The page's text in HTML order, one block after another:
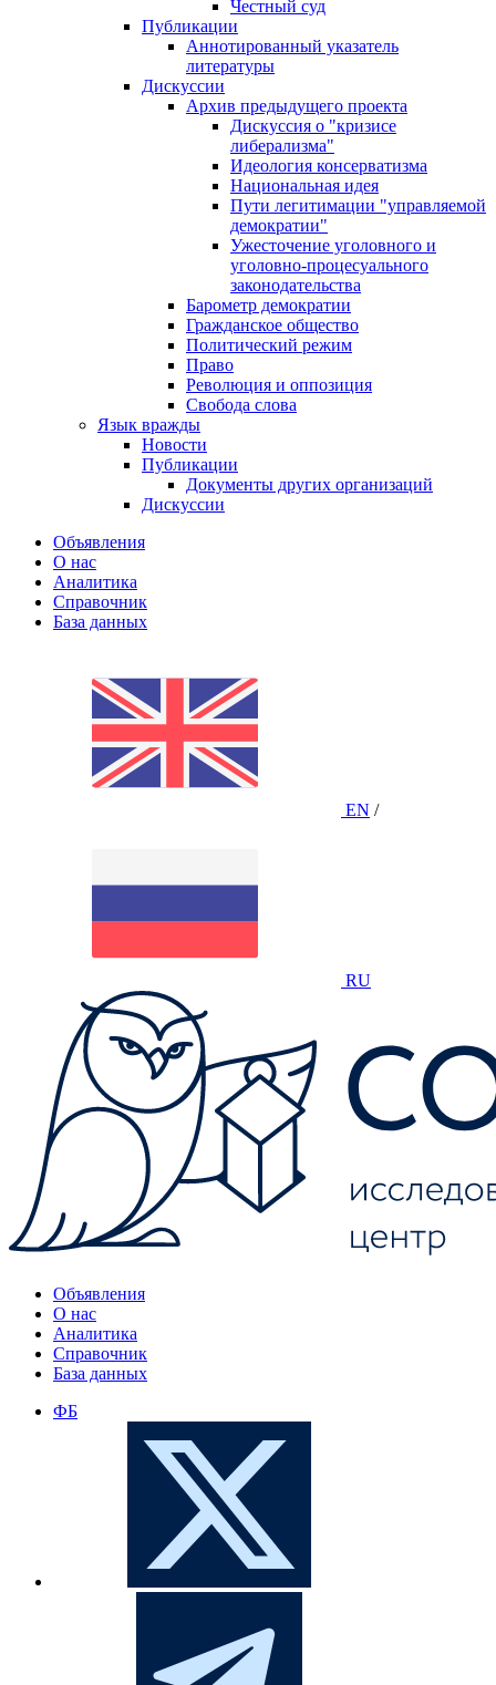
Честный суд
Публикации
Аннотированный указатель
литературы
Дискуссии
Архив предыдущего проекта
Дискуссия о "кризисе
либерализма"
Идеология консерватизма
Национальная идея
Пути легитимации "управляемой
демократии"
Ужесточение уголовного и
уголовно-процесуального
законодательства
Барометр демократии
Гражданское общество
Политический режим
Право
Революция и оппозиция
Свобода слова
Язык вражды
Новости
Публикации
Документы других организаций
Дискуссии
Объявления
О нас
Аналитика
Справочник
База данных
EN /
RU
Объявления
О нас
Аналитика
Справочник
База данных
ФБ